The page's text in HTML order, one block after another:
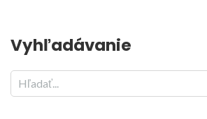
Vyhľadávanie